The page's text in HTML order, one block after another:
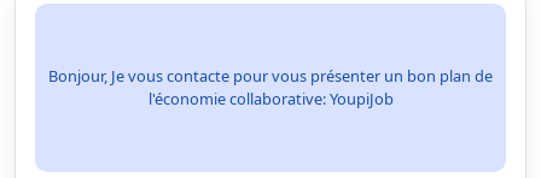
Bonjour, Je vous contacte pour vous présenter un bon plan de
l'économie collaborative: YoupiJob